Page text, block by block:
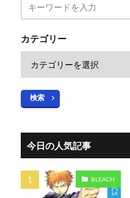
カテゴリー
検索
今日の人気記事
BLEACH